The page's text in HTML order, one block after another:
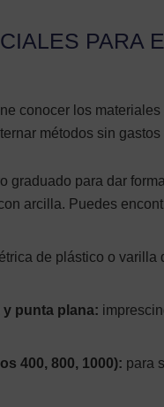
PARA
conocer los
métodos sin gastos
graduado para dar
arcilla. Puedes
de plástico o varilla
punta plana:
400, 800, 1000): para